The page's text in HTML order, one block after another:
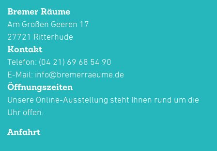
Bremer Räume
Am Großen Geeren 17
27721 Ritterhude
Kontakt
Telefon: (04 21) 69 68 54 90
E-Mail: info@bremerraeume.de
Öffnungszeiten
Unsere Online-Ausstellung steht Ihnen rund um die
Uhr offen.
Anfahrt